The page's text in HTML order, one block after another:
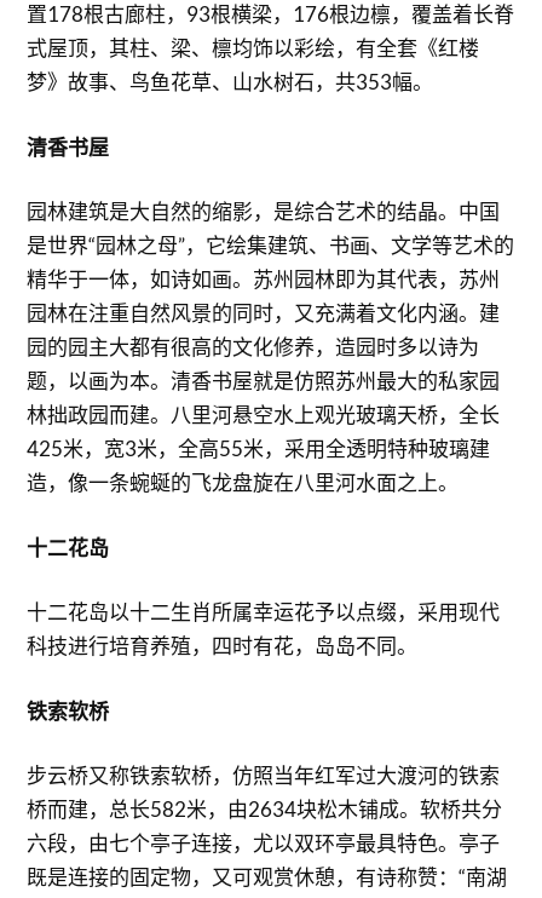
置178根古廊柱，93根横梁，176根边檩，覆盖着长脊
式屋顶，其柱、梁、檩均饰以彩绘，有全套《红楼
梦》故事、鸟鱼花草、山水树石，共353幅。
清香书屋
园林建筑是大自然的缩影，是综合艺术的结晶。中国
是世界“园林之母”，它绘集建筑、书画、文学等艺术的
精华于一体，如诗如画。苏州园林即为其代表，苏州
园林在注重自然风景的同时，又充满着文化内涵。建
园的园主大都有很高的文化修养，造园时多以诗为
题，以画为本。清香书屋就是仿照苏州最大的私家园
林拙政园而建。八里河悬空水上观光玻璃天桥，全长
425米，宽3米，全高55米，采用全透明特种玻璃建
造，像一条蜿蜒的飞龙盘旋在八里河水面之上。
十二花岛
十二花岛以十二生肖所属幸运花予以点缀，采用现代
科技进行培育养殖，四时有花，岛岛不同。
铁索软桥
步云桥又称铁索软桥，仿照当年红军过大渡河的铁索
桥而建，总长582米，由2634块松木铺成。软桥共分
六段，由七个亭子连接，尤以双环亭最具特色。亭子
既是连接的固定物，又可观赏休憩，有诗称赞：“南湖